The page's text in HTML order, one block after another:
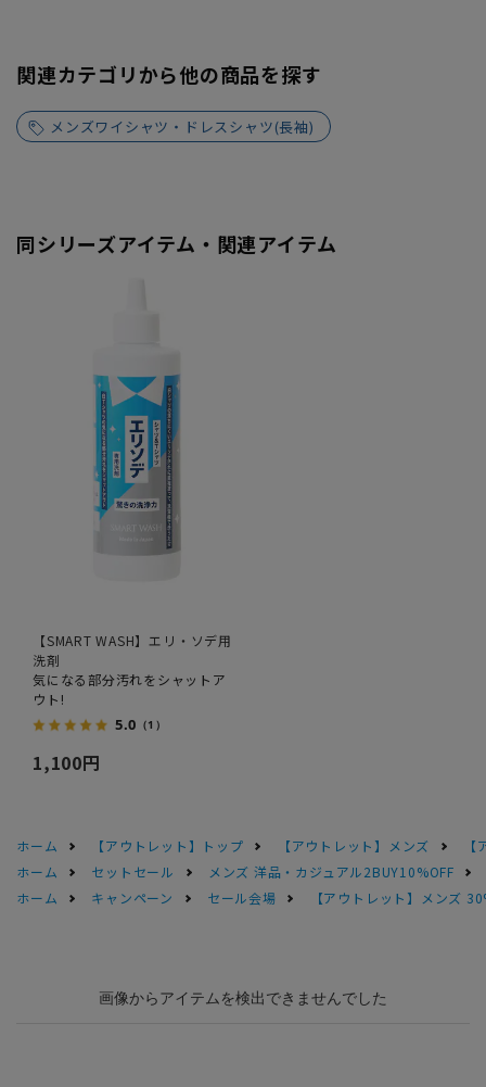
関連カテゴリから他の商品を探す
メンズワイシャツ・ドレスシャツ(長袖)
同シリーズアイテム・関連アイテム
【SMART WASH】エリ・ソデ用
洗剤
気になる部分汚れをシャットア
ウト!
5.0 （1）
1,100円
ホーム 【アウトレット】トップ 【アウトレット】メンズ
ホーム
セットセール
メンズ 洋品・カジュアル2BUY10%OFF
ホーム
キャンペーン セール会場 【アウトレット】メンズ